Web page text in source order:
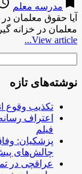
مدرسه معلم
آیا حقوق معلمان
معلمان در خزانه
View article...
نوشته‌های تازه
تکذیب وقوع
اعتراف
فیلم
پزشکیان:
چالش‌های
عراقچی در